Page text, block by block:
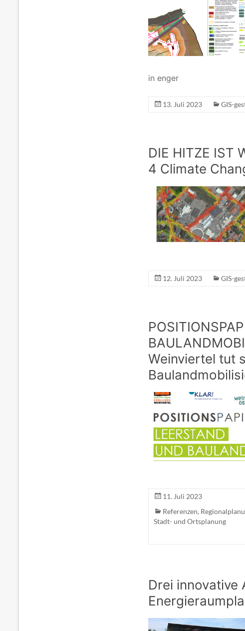
in enger
13. Juli 2023 GIS-
DIE HITZE IST
4 Climate
12. Juli 2023 GIS-
Weinviertel tut
11. Juli 2023
Referenzen,
Stadt- und Ortsplanung
Drei innovative